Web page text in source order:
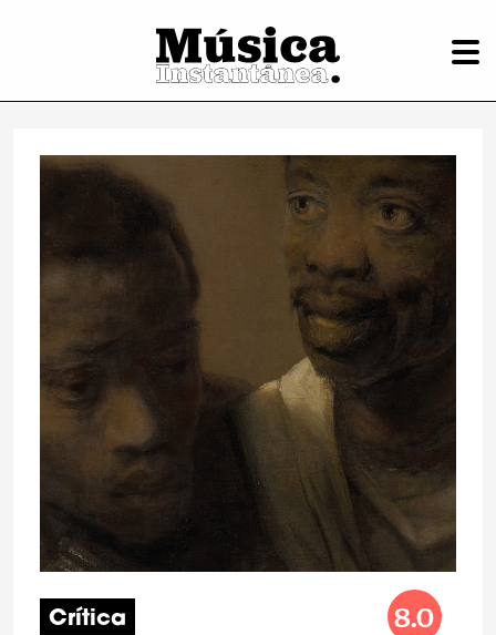
Crítica 8.0